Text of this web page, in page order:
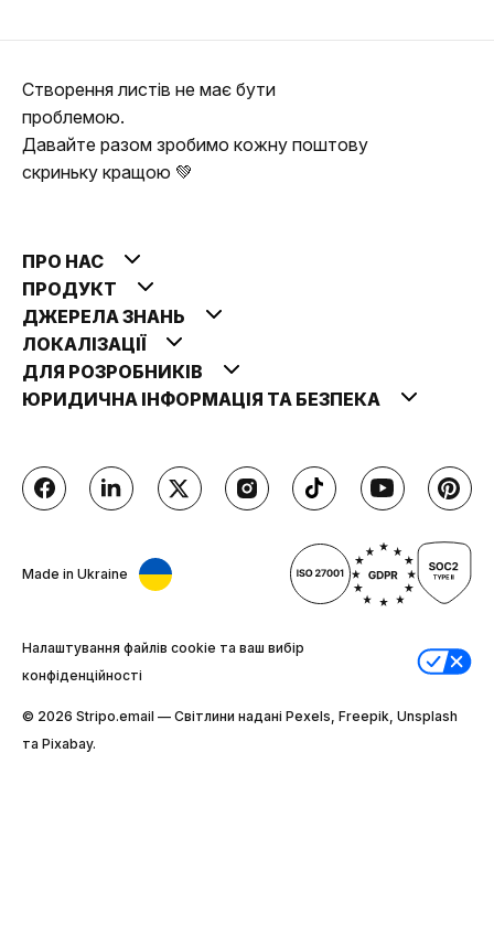
Створення листів не має бути
проблемою.
Давайте разом зробимо кожну поштову
скриньку кращою 💚
ПРО НАС
ПРОДУКТ
ДЖЕРЕЛА ЗНАНЬ
ЛОКАЛІЗАЦІЇ
ДЛЯ РОЗРОБНИКІВ
ЮРИДИЧНА ІНФОРМАЦІЯ ТА БЕЗПЕКА
Made in Ukraine
Налаштування файлів cookie та ваш вибір
конфіденційності
© 2026 Stripо.email — Світлини надані Pexels, Freepik, Unsplash
та Pixabay.